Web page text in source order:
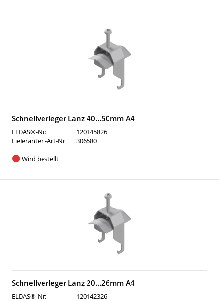
Schnellverleger Lanz 40…50mm A4
ELDAS®-Nr:
120145826
Lieferanten-Art-Nr:
306580
Wird bestellt
Schnellverleger Lanz 20…26mm A4
ELDAS®-Nr:
120142326